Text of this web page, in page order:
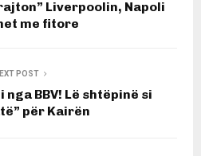
Liverpoolin, Napoli
me fitore
POST
BBV! Lë shtëpinë si
për Kairën